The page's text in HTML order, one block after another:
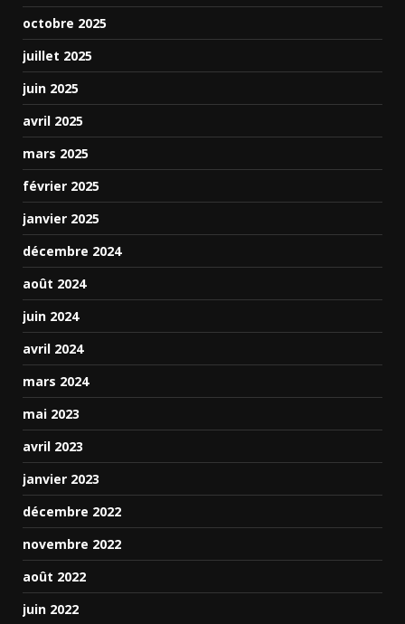
octobre 2025
juillet 2025
juin 2025
avril 2025
mars 2025
février 2025
janvier 2025
décembre 2024
août 2024
juin 2024
avril 2024
mars 2024
mai 2023
avril 2023
janvier 2023
décembre 2022
novembre 2022
août 2022
juin 2022